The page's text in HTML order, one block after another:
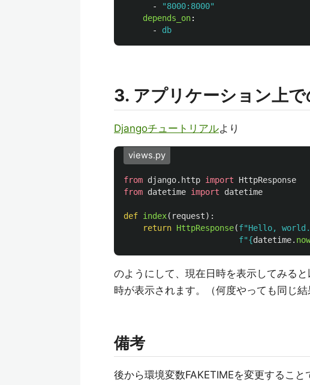
-
"8000:8000"
depends_on:
-
db
3. アプリケーション上
Djangoチュートリアルより
views.py
from django.http import
HttpResponse
from datetime import datetime
def index( request):
return HttpResponse(f"Hello, world.
f"{datetime. now
のようにして、現在日時を表示してみる
時が表示されます。（何度やっても同じ結
備考
後から環境変数FAKETIMEを変更するこ